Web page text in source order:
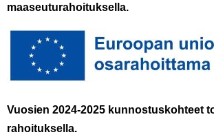
maaseuturahoituksella.
Vuosien 2024-2025 kunnostuskohteet
rahoitu ksella.